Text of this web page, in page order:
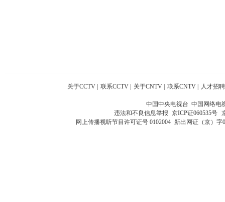
关于CCTV 联系CCTV 关于CNTV 联系CNTV 人才招聘
中国中央电视台 中国网络电
违法和不良信息举报 京ICP证060535号
网上传播视听节目许可证号 0102004 新出网证（京）